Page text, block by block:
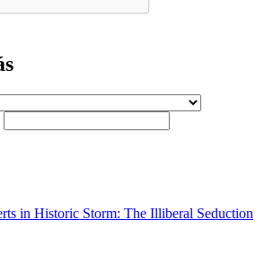
in Historic Storm: The Illiberal Seduction